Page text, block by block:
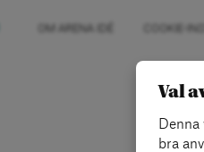
OM ARENA IDÉ COOKIE-
Val
Denna
bra